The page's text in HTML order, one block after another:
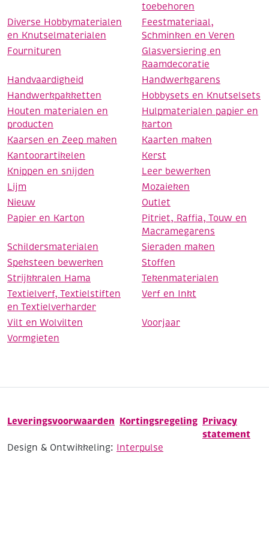
toebehoren
Diverse Hobbymaterialen
en Knutselmaterialen
Feestmateriaal,
Schminken en Veren
Fournituren
Glasversiering en
Raamdecoratie
Handvaardigheid
Handwerkgarens
Handwerkpakketten
Hobbysets en Knutselsets
Houten materialen en
producten
Hulpmaterialen papier en
karton
Kaarsen en Zeep maken
Kaarten maken
Kantoorartikelen
Kerst
Knippen en snijden
Leer bewerken
Lijm
Mozaieken
Nieuw
Outlet
Papier en Karton
Pitriet, Raffia, Touw en
Macramegarens
Schildersmaterialen
Sieraden maken
Speksteen bewerken
Stoffen
Strijkkralen Hama
Tekenmaterialen
Textielverf, Textielstiften
en Textielverharder
Verf en Inkt
Vilt en Wolvilten
Voorjaar
Vormgieten
Leveringsvoorwaarden Kortingsregeling Privacy
statement
Design & Ontwikkeling: Interpulse